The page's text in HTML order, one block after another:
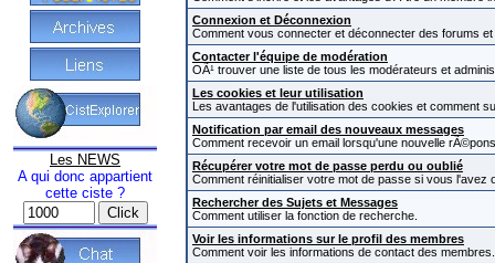
Les NEWS
A qui donc appartient
cette ciste ?
Connexion et Déconnexion
Comment vous connecter et déconnecter des forums
Contacter l'équipe de modération
OÃ¹ trouver une liste de tous les modérateurs et
Les cookies et leur utilisation
Les avantages de l'utilisation des cookies et comment
Notification par email des nouveaux messages
Comment recevoir un email lorsqu'une nouvelle
Récupérer votre mot de passe perdu ou oublié
Comment réinitialiser votre mot de passe si vous l'avez
Rechercher des Sujets et Messages
Comment utiliser la fonction de recherche.
Voir les informations sur le profil des membres
Comment voir les informations de contact des membres.